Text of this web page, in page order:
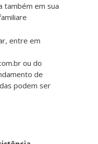
também em sua
entre em
ou do
de
podem ser